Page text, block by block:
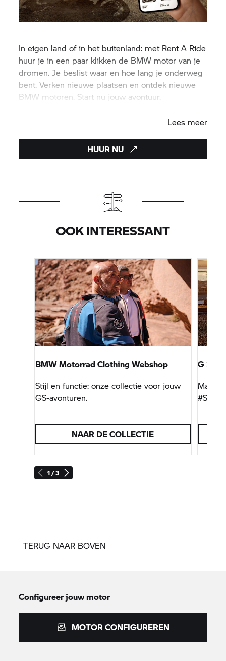
In eigen land of in het buitenland: met Rent A Ride
huur je in een paar klikken de BMW motor van je
dromen. Je beslist waar en hoe lang je onderweg
bent. Verken nieuwe plaatsen en ontdek nieuwe
BMW motoren. Start nu jouw avontuur.
Lees meer
HUUR NU
OOK INTERESSANT
1 / 3
BMW Motorrad Clothing Webshop
Stijl en functie: onze collectie voor jouw
GS-avonturen.
NAAR DE COLLECTIE
G 310
Maak
TERUG NAAR BOVEN
Configureer jouw motor
MOTOR CONFIGUREREN